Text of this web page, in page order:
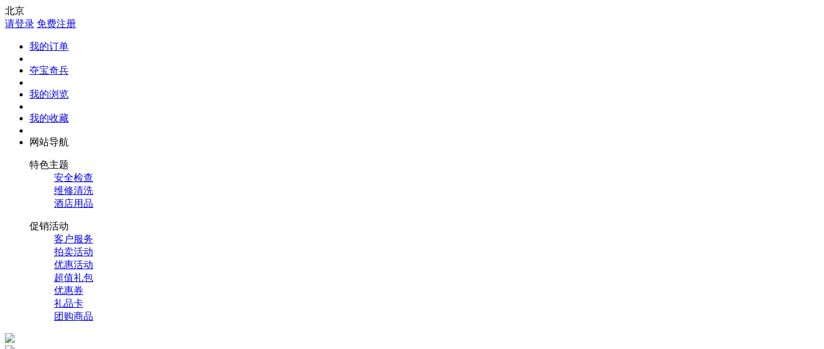
北京
请登录 免费注册
我的订单
夺宝奇兵
我的浏览
我的收藏
网站导航
特色主题
安全检查
维修清洗
酒店用品
促销活动
客户服务
拍卖活动
优惠活动
超值礼包
优惠券
礼品卡
团购商品